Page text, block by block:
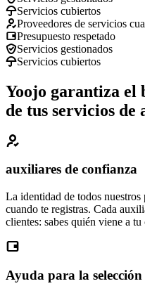
Servicios cubiertos
Proveedores de servicios
Presupuesto respetado
Servicios gestionados
Servicios cubiertos
Yoojo garantiza el
de tus servicios
auxiliares de confianza
La identidad de todos
cuando te registras. Cada
clientes: sabes quién viene a tu
Ayuda para la selección